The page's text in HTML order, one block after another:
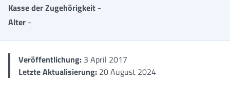
Kasse der Zugehörigkeit -
Alter -
Veröffentlichung: 3 April 2017
Letzte Aktualisierung: 20 August 2024